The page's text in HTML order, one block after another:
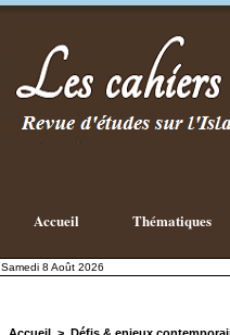
Existe-t-il
philosophie
Islamique ?
Accueil Thématiques
Samedi 8 Août 2026